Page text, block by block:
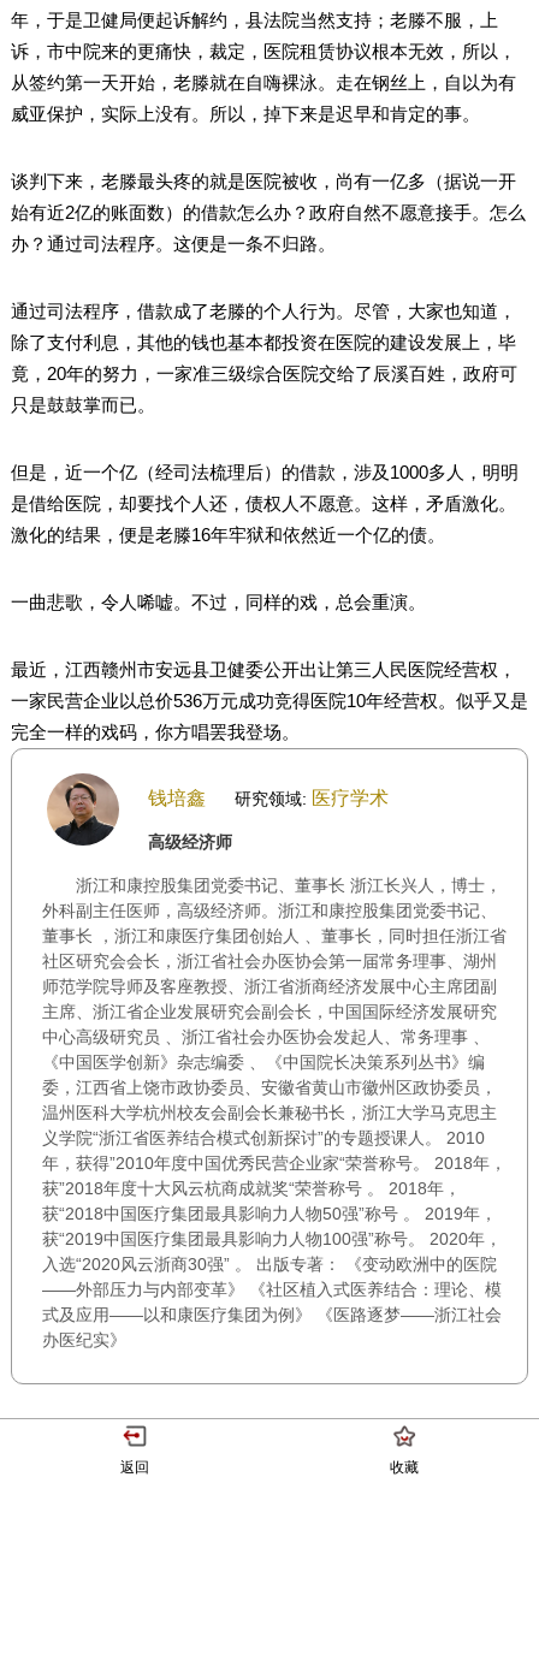
年，于是卫健局便起诉解约，县法院当然支持；老滕不服，上
诉，市中院来的更痛快，裁定，医院租赁协议根本无效，所以，
从签约第一天开始，老滕就在自嗨裸泳。走在钢丝上，自以为有
威亚保护，实际上没有。所以，掉下来是迟早和肯定的事。
谈判下来，老滕最头疼的就是医院被收，尚有一亿多（据说一开
始有近2亿的账面数）的借款怎么办？政府自然不愿意接手。怎么
办？通过司法程序。这便是一条不归路。
通过司法程序，借款成了老滕的个人行为。尽管，大家也知道，
除了支付利息，其他的钱也基本都投资在医院的建设发展上，毕
竟，20年的努力，一家准三级综合医院交给了辰溪百姓，政府可
只是鼓鼓掌而已。
但是，近一个亿（经司法梳理后）的借款，涉及1000多人，明明
是借给医院，却要找个人还，债权人不愿意。这样，矛盾激化。
激化的结果，便是老滕16年牢狱和依然近一个亿的债。
一曲悲歌，令人唏嘘。不过，同样的戏，总会重演。
最近，江西赣州市安远县卫健委公开出让第三人民医院经营权，
一家民营企业以总价536万元成功竞得医院10年经营权。似乎又是
完全一样的戏码，你方唱罢我登场。
钱培鑫 研究领域: 医疗学术
高级经济师
浙江和康控股集团党委书记、董事长 浙江长兴人，博士，
外科副主任医师，高级经济师。浙江和康控股集团党委书记、
董事长 ，浙江和康医疗集团创始人 、董事长，同时担任浙江省
社区研究会会长，浙江省社会办医协会第一届常务理事、湖州
师范学院导师及客座教授、浙江省浙商经济发展中心主席团副
主席、浙江省企业发展研究会副会长，中国国际经济发展研究
中心高级研究员 、浙江省社会办医协会发起人、常务理事 、
《中国医学创新》杂志编委 、《中国院长决策系列丛书》编
委，江西省上饶市政协委员、安徽省黄山市徽州区政协委员，
温州医科大学杭州校友会副会长兼秘书长，浙江大学马克思主
义学院“浙江省医养结合模式创新探讨”的专题授课人。 2010
年，获得”2010年度中国优秀民营企业家“荣誉称号。 2018年，
获”2018年度十大风云杭商成就奖“荣誉称号 。 2018年，
获“2018中国医疗集团最具影响力人物50强”称号 。 2019年，
获“2019中国医疗集团最具影响力人物100强”称号。 2020年，
入选“2020风云浙商30强” 。 出版专著： 《变动欧洲中的医院
——外部压力与内部变革》 《社区植入式医养结合：理论、模
式及应用——以和康医疗集团为例》 《医路逐梦——浙江社会
办医纪实》
返回 收藏